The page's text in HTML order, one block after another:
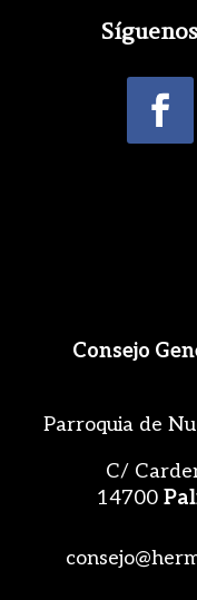
Consejo
Parroquia de
C/
14700